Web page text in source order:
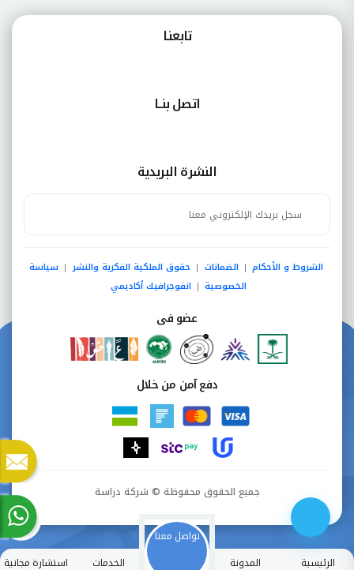
الرئيسية المدونة
تواصل معنا
الخدمات استشارة مجانية
تابعنـا
اتصل بنــا
النشرة البريدية
الشروط و الأحكام | الضمانات | حقوق الملكية الفكرية والنشر | سياسة
الخصوصية | انفوجرافيك أكاديمي
عضو فى
دفع آمن من خلال
جميع الحقوق محفوظة © شركة دراسة